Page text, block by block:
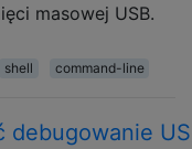
masowej USB.
shell command-line
debugowanie